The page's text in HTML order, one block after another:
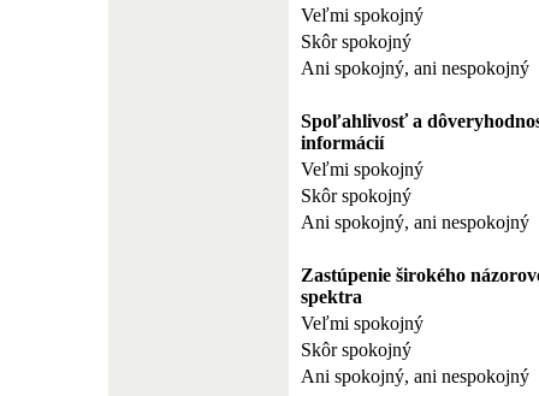
Veľmi spokojný
Skôr spokojný
Ani spokojný, ani nespokojný
Spoľahlivosť a
informácií
Veľmi spokojný
Skôr spokojný
Ani spokojný, ani nespokojný
Zastúpenie širokého
spektra
Veľmi spokojný
Skôr spokojný
Ani spokojný, ani nespokojný